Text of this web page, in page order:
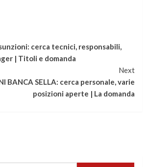
cerca tecnici, responsabili,
| Titoli e domanda
Next
BANCA SELLA: cerca personale, varie
posizioni aperte | La domanda